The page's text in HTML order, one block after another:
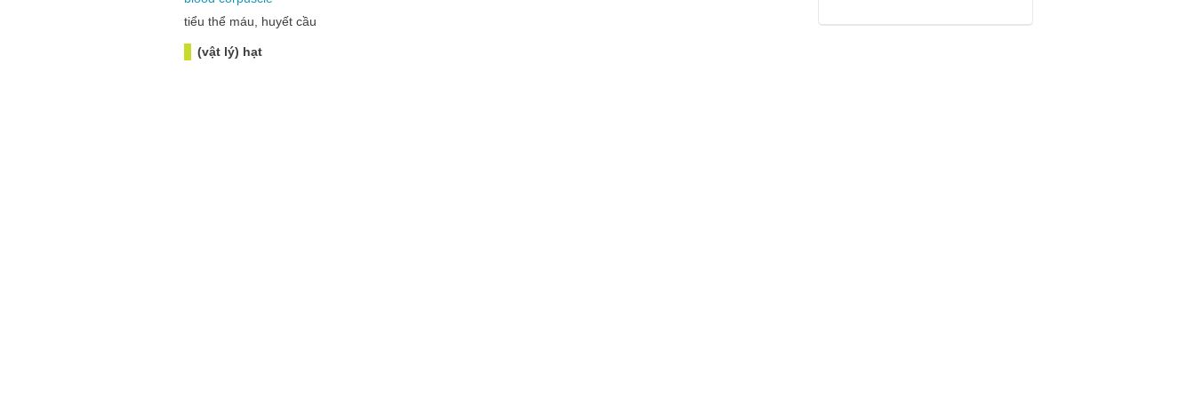
tiểu thể máu, huyết cầu
(vật lý) hạt